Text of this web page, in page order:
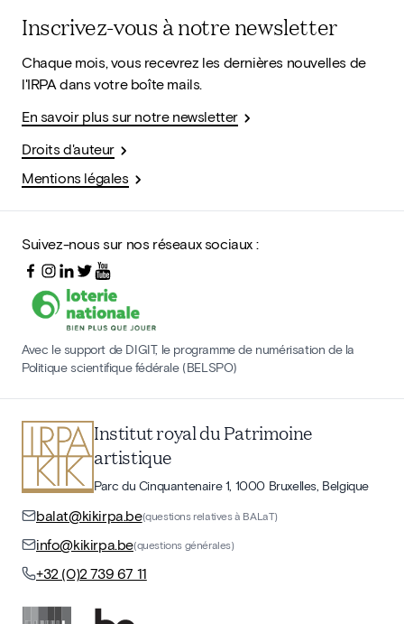
Inscrivez-vous à notre newsletter
Chaque mois, vous recevrez les dernières nouvelles de
l'IRPA dans votre boîte mails.
En savoir plus sur notre newsletter
Droits d'auteur
Mentions légales
Suivez-nous sur nos réseaux sociaux :
Avec le support de DIGIT, le programme de numérisation de la
Politique scientifique fédérale (BELSPO)
Institut royal du Patrimoine
artistique
Parc du Cinquantenaire 1, 1000 Bruxelles, Belgique
balat@kikirpa.be(questions relatives à BALaT)
info@kikirpa.be(questions générales)
+32 (0)2 739 67 11